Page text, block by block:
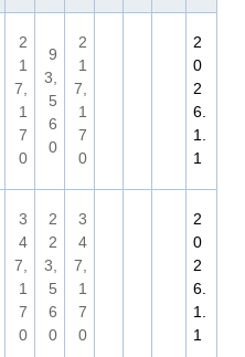
2
1
7,
1
7
0
9
3,
5
6
0
2
1
7,
1
7
0
2
0
2
6.
1.
1
3
4
7,
1
7
0
2
2
3,
5
6
0
3
4
7,
1
7
0
2
0
2
6.
1.
1